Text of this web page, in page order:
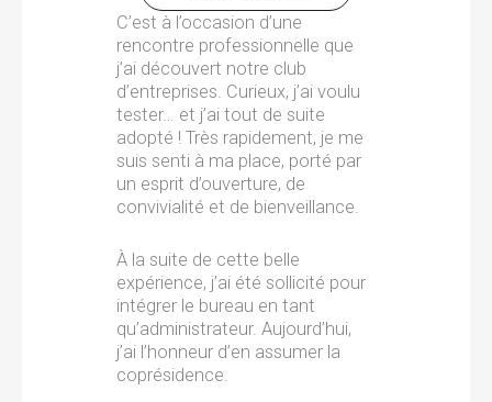
C’est à l’occasion d’une
rencontre professionnelle que
j’ai découvert notre club
d’entreprises. Curieux, j’ai voulu
tester… et j’ai tout de suite
adopté ! Très rapidement, je me
suis senti à ma place, porté par
un esprit d’ouverture, de
convivialité et de bienveillance.
À la suite de cette belle
expérience, j’ai été sollicité pour
intégrer le bureau en tant
qu’administrateur. Aujourd’hui,
j’ai l’honneur d’en assumer la
coprésidence.